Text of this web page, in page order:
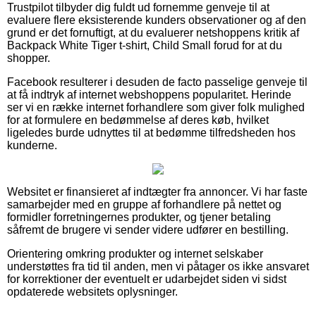
Trustpilot tilbyder dig fuldt ud fornemme genveje til at
evaluere flere eksisterende kunders observationer og af den
grund er det fornuftigt, at du evaluerer netshoppens kritik af
Backpack White Tiger t-shirt, Child Small forud for at du
shopper.
Facebook resulterer i desuden de facto passelige genveje til
at få indtryk af internet webshoppens popularitet. Herinde
ser vi en række internet forhandlere som giver folk mulighed
for at formulere en bedømmelse af deres køb, hvilket
ligeledes burde udnyttes til at bedømme tilfredsheden hos
kunderne.
Websitet er finansieret af indtægter fra annoncer. Vi har faste
samarbejder med en gruppe af forhandlere på nettet og
formidler forretningernes produkter, og tjener betaling
såfremt de brugere vi sender videre udfører en bestilling.
Orientering omkring produkter og internet selskaber
understøttes fra tid til anden, men vi påtager os ikke ansvaret
for korrektioner der eventuelt er udarbejdet siden vi sidst
opdaterede websitets oplysninger.